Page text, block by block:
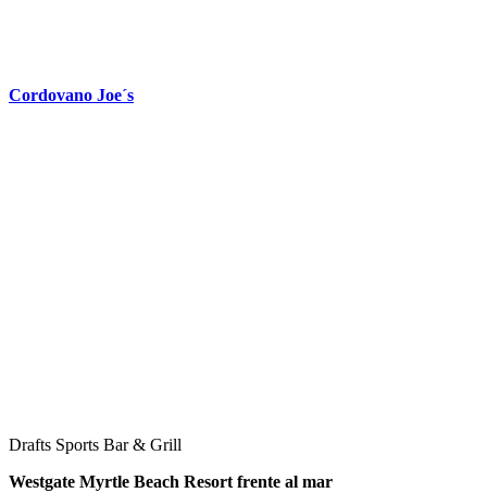
Cordovano Joe´s
Drafts Sports Bar & Grill
Westgate Myrtle Beach Resort frente al mar